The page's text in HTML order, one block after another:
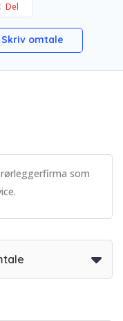
Del
Skriv omtale
som